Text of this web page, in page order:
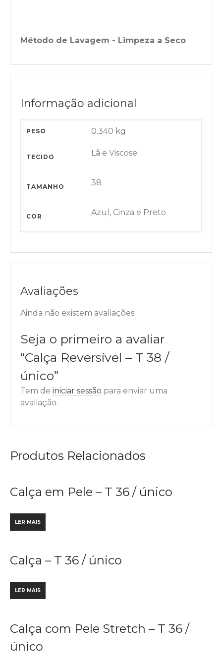
Método de Lavagem - Limpeza a Seco
Informação adicional
PESO 0.340 kg
TECIDO Lã e Viscose
TAMANHO 38
COR Azul, Cinza e Preto
Avaliações
Ainda não existem avaliações.
Seja o primeiro a avaliar
“Calça Reversível – T 38 /
único”
Tem de iniciar sessão para enviar uma
avaliação.
Produtos Relacionados
Calça em Pele – T 36 / único
LER MAIS
Calça – T 36 / único
LER MAIS
Calça com Pele Stretch – T 36 /
único